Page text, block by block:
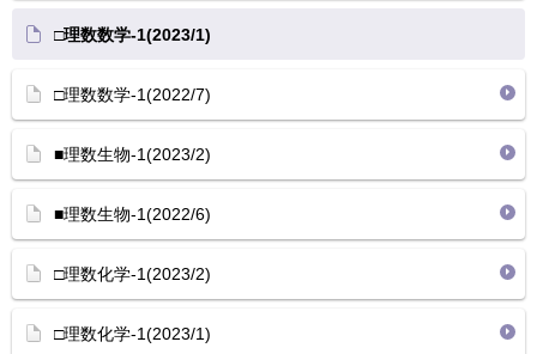
□理数数学-1(2023/1)
□理数数学-1(2022/7)
■理数生物-1(2023/2)
■理数生物-1(2022/6)
□理数化学-1(2023/2)
□理数化学-1(2023/1)